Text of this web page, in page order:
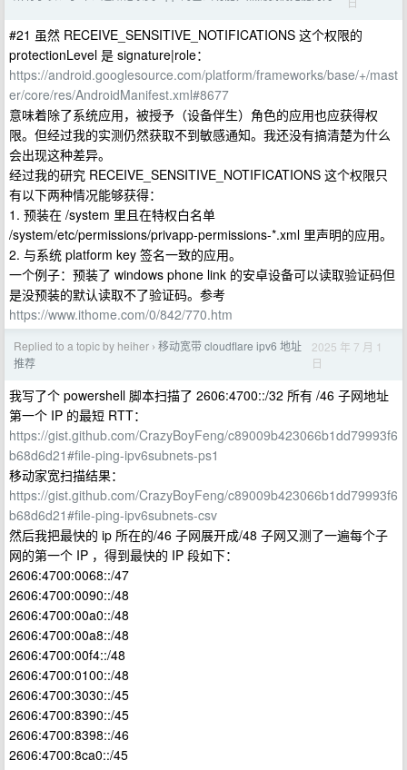
#21 虽然 RECEIVE_SENSITIVE_NOTIFICATIONS 这个权限的
protectionLevel 是 signature|role：
https://android.googlesource.com/platform/frameworks/base/+/mast
er/core/res/AndroidManifest.xml#8677
意味着除了系统应用，被授予（设备伴生）角色的应用也应获得权
限。但经过我的实测仍然获取不到敏感通知。我还没有搞清楚为什么
会出现这种差异。
经过我的研究 RECEIVE_SENSITIVE_NOTIFICATIONS 这个权限只
有以下两种情况能够获得：
1. 预装在 /system 里且在特权白名单
/system/etc/permissions/privapp-permissions-*.xml 里声明的应用。
2. 与系统 platform key 签名一致的应用。
一个例子：预装了 windows phone link 的安卓设备可以读取验证码但
是没预装的默认读取不了验证码。参考
https://www.ithome.com/0/842/770.htm
Replied to a topic by heiher › 移动宽带 cloudflare ipv6 地址
推荐
2025 年 7 月 1
日
我写了个 powershell 脚本扫描了 2606:4700::/32 所有 /46 子网地址
第一个 IP 的最短 RTT：
https://gist.github.com/CrazyBoyFeng/c89009b423066b1dd79993f6
b68d6d21#file-ping-ipv6subnets-ps1
移动家宽扫描结果：
https://gist.github.com/CrazyBoyFeng/c89009b423066b1dd79993f6
b68d6d21#file-ping-ipv6subnets-csv
然后我把最快的 ip 所在的/46 子网展开成/48 子网又测了一遍每个子
网的第一个 IP ，得到最快的 IP 段如下：
2606:4700:0068::/47
2606:4700:0090::/48
2606:4700:00a0::/48
2606:4700:00a8::/48
2606:4700:00f4::/48
2606:4700:0100::/48
2606:4700:3030::/45
2606:4700:8390::/45
2606:4700:8398::/46
2606:4700:8ca0::/45